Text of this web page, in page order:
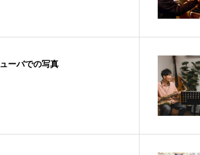
ーバでの写真
みましょ...
ん映画「壁の